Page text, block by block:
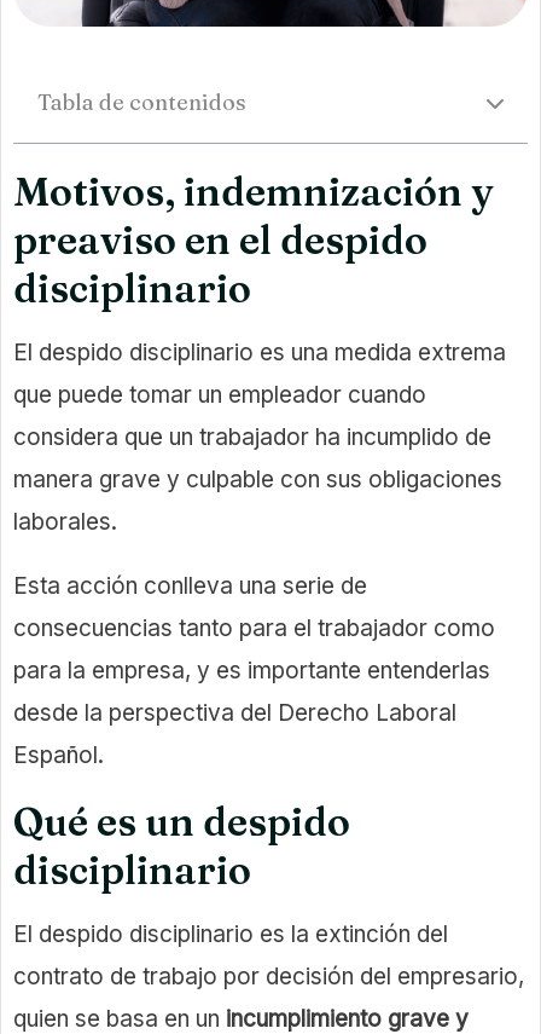
Tabla de contenidos
Motivos, indemnización y
preaviso en el despido
disciplinario
El despido disciplinario es una medida extrema
que puede tomar un empleador cuando
considera que un trabajador ha incumplido de
manera grave y culpable con sus obligaciones
laborales.
Esta acción conlleva una serie de
consecuencias tanto para el trabajador como
para la empresa, y es importante entenderlas
desde la perspectiva del Derecho Laboral
Español.
Qué es un despido
disciplinario
El despido disciplinario es la extinción del
contrato de trabajo por decisión del empresario,
quien se basa en un incumplimiento grave y